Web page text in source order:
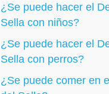
¿Se puede hacer el
Sella con niños?
¿Se puede hacer el
Sella con perros?
¿Se puede comer en